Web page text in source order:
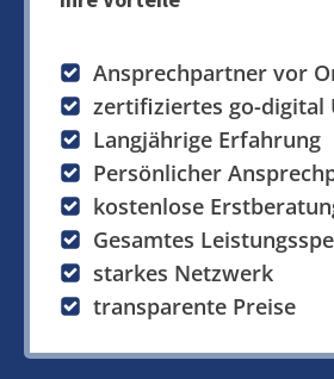
Ansprechpartner vor
zertifiziertes go-digital
Langjährige Erfahrung
Persönlicher
kostenlose
Gesamtes
starkes Netzwerk
transparente Preise